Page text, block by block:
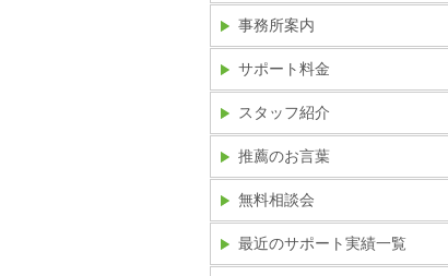
事務所案内
サポート料金
スタッフ紹介
推薦のお言葉
無料相談会
最近のサポート実績一覧